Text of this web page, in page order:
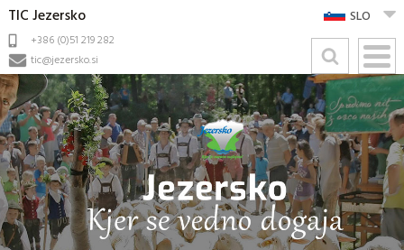
TIC Jezersko
+386 (0)51 219 282
tic@jezersko.si
SLO